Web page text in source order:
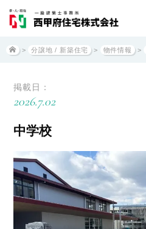
> 分譲地 / 新築住宅 > 物件情報 >
掲載日：
2026.7.02
中学校